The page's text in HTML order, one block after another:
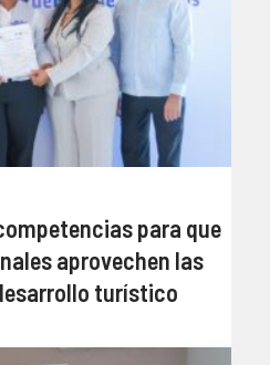
para que
aprovechen las
turístico